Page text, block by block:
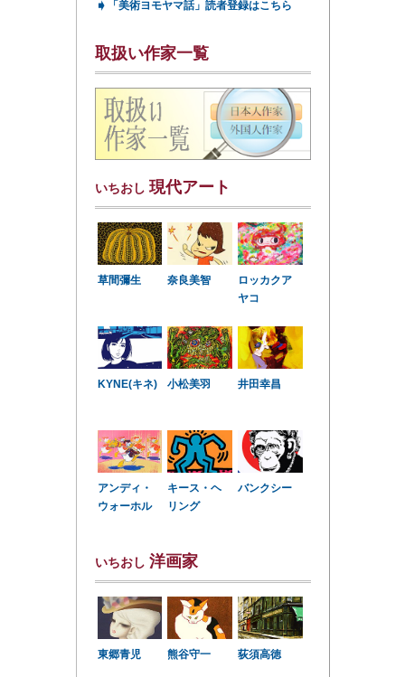
➧ 「美術ヨモヤマ話」読者登録はこちら
取扱い作家一覧
いちおし 現代アート
草間彌生 奈良美智
ロッカクア
ヤコ
KYNE(キネ) 小松美羽 井田幸昌
アンディ・
ウォーホル
キース・ヘ
リング
バンクシー
いちおし 洋画家
東郷青児 熊谷守一 荻須高徳